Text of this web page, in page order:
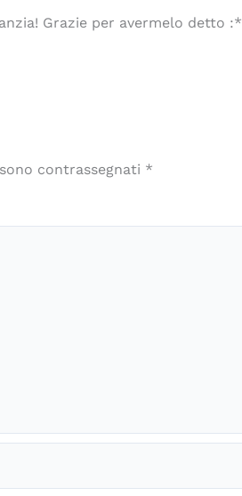
Grazie per avermelo detto :*
contrassegnati *